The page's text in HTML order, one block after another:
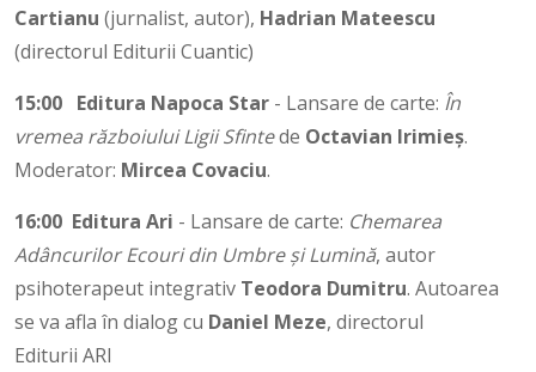
Cartianu (jurnalist, autor), Hadrian Mateescu
(directorul Editurii Cuantic)
15:00 Editura Napoca Star - Lansare de carte: În
vremea războiului Ligii Sfintede Octavian Irimieș.
Moderator: Mircea Covaciu.
16:00 Editura Ari - Lansare de carte: Chemarea
Adâncurilor Ecouri din Umbre și Lumină, autor
psihoterapeut integrativ Teodora Dumitru. Autoarea
se va afla în dialog cu Daniel Meze, directorul
Editurii ARI